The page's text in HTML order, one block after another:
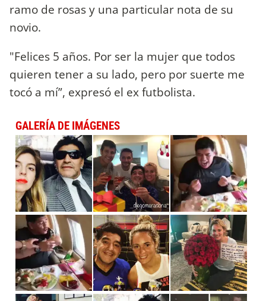
ramo de rosas y una particular nota de su
novio.
"Felices 5 años. Por ser la mujer que todos
quieren tener a su lado, pero por suerte me
tocó a mí”, expresó el ex futbolista.
GALERÍA DE IMÁGENES